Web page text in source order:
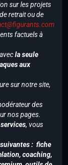
sur les projets
retrait ou de
factuels à
la seule
aux
sur notre site,
des
nos pages.
, vous
: fiche
coaching,